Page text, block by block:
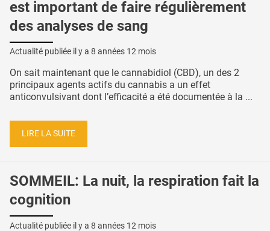
est important de faire régulièrement
des analyses de sang
Actualité publiée il y a 8 années 12 mois
On sait maintenant que le cannabidiol (CBD), un des 2
principaux agents actifs du cannabis a un effet
anticonvulsivant dont l’efficacité a été documentée à la ...
LIRE LA SUITE
SOMMEIL: La nuit, la respiration fait la
cognition
Actualité publiée il y a 8 années 12 mois